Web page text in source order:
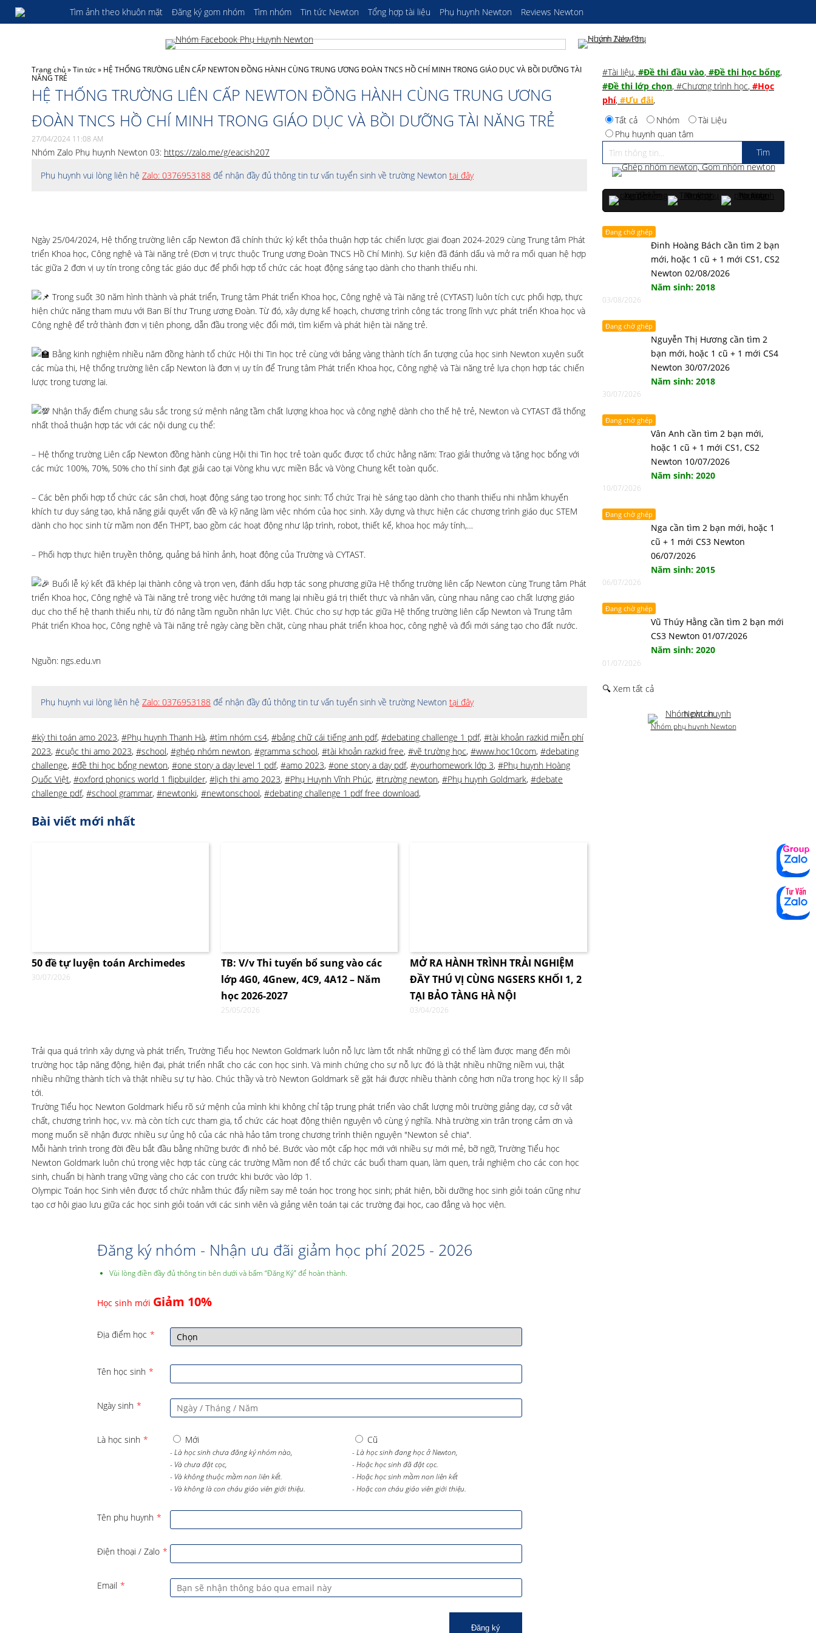
Tìm ảnh theo khuôn mặt Đăng ký gom nhóm Tìm nhóm Tin tức Newton Tổng hợp tài liệu Phụ huynh Newton Reviews Newton
Trang chủ»Tin tức» HỆ THỐNG TRƯỜNG LIÊN CẤP NEWTON ĐỒNG HÀNH CÙNG TRUNG ƯƠNG ĐOÀN TNCS HỒ CHÍ MINH TRONG GIÁO DỤC VÀ BỒI DƯỠNG TÀI
NĂNG TRẺ
HỆ THỐNG TRƯỜNG LIÊN CẤP NEWTON ĐỒNG HÀNH CÙNG TRUNG ƯƠNG
ĐOÀN TNCS HỒ CHÍ MINH TRONG GIÁO DỤC VÀ BỒI DƯỠNG TÀI NĂNG TRẺ
27/04/2024 11:08 AM
Nhóm Zalo Phụ huynh Newton 03: https://zalo.me/g/eacish207
Phụ huynh vui lòng liên hệ Zalo: 0376953188 để nhận đầy đủ thông tin tư vấn tuyển sinh về trường Newton tại đây
Ngày 25/04/2024, Hệ thống trường liên cấp Newton đã chính thức ký kết thỏa thuận hợp tác chiến lược giai đoạn 2024-2029 cùng Trung tâm Phát
triển Khoa học, Công nghệ và Tài năng trẻ (Đơn vị trực thuộc Trung ương Đoàn TNCS Hồ Chí Minh). Sự kiện đã đánh dấu và mở ra mối quan hệ hợp
tác giữa 2 đơn vị uy tín trong công tác giáo dục để phối hợp tổ chức các hoạt động sáng tạo dành cho thanh thiếu nhi.
Trong suốt 30 năm hình thành và phát triển, Trung tâm Phát triển Khoa học, Công nghệ và Tài năng trẻ (CYTAST) luôn tích cực phối hợp, thực
hiện chức năng tham mưu với Ban Bí thư Trung ương Đoàn. Từ đó, xây dựng kế hoạch, chương trình công tác trong lĩnh vực phát triển Khoa học và
Công nghệ để trở thành đơn vị tiên phong, dẫn đầu trong việc đổi mới, tìm kiếm và phát hiện tài năng trẻ.
Bằng kinh nghiệm nhiều năm đồng hành tổ chức Hội thi Tin học trẻ cùng với bảng vàng thành tích ấn tượng của học sinh Newton xuyên suốt
các mùa thi, Hệ thống trường liên cấp Newton là đơn vị uy tín để Trung tâm Phát triển Khoa học, Công nghệ và Tài năng trẻ lựa chọn hợp tác chiến
lược trong tương lai.
Nhận thấy điểm chung sâu sắc trong sứ mệnh nâng tầm chất lượng khoa học và công nghệ dành cho thế hệ trẻ, Newton và CYTAST đã thống
nhất thoả thuận hợp tác với các nội dung cụ thể:
– Hệ thống trường Liên cấp Newton đồng hành cùng Hội thi Tin học trẻ toàn quốc được tổ chức hằng năm: Trao giải thưởng và tặng học bổng với
các mức 100%, 70%, 50% cho thí sinh đạt giải cao tại Vòng khu vực miền Bắc và Vòng Chung kết toàn quốc.
– Các bên phối hợp tổ chức các sân chơi, hoạt động sáng tạo trong học sinh: Tổ chức Trại hè sáng tạo dành cho thanh thiếu nhi nhằm khuyến
khích tư duy sáng tạo, khả năng giải quyết vấn đề và kỹ năng làm việc nhóm của học sinh. Xây dựng và thực hiện các chương trình giáo dục STEM
dành cho học sinh từ mầm non đến THPT, bao gồm các hoạt động như lập trình, robot, thiết kế, khoa học máy tính,…
– Phối hợp thực hiện truyền thông, quảng bá hình ảnh, hoạt động của Trường và CYTAST.
Buổi lễ ký kết đã khép lại thành công và trọn vẹn, đánh dấu hợp tác song phương giữa Hệ thống trường liên cấp Newton cùng Trung tâm Phát
triển Khoa học, Công nghệ và Tài năng trẻ trong việc hướng tới mang lại nhiều giá trị thiết thực và nhân văn, cùng nhau nâng cao chất lượng giáo
dục cho thế hệ thanh thiếu nhi, từ đó nâng tầm nguồn nhân lực Việt. Chúc cho sự hợp tác giữa Hệ thống trường liên cấp Newton và Trung tâm
Phát triển Khoa học, Công nghệ và Tài năng trẻ ngày càng bền chặt, cùng nhau phát triển khoa học, công nghệ và đổi mới sáng tạo cho đất nước.
Nguồn: ngs.edu.vn
Phụ huynh vui lòng liên hệ Zalo: 0376953188 để nhận đầy đủ thông tin tư vấn tuyển sinh về trường Newton tại đây
#kỳ thi toán amo 2023, #Phụ huynh Thanh Hà, #tìm nhóm cs4, #bảng chữ cái tiếng anh pdf, #debating challenge 1 pdf, #tài khoản razkid miễn phí
2023, #cuộc thi amo 2023, #school, #ghép nhóm newton, #gramma school, #tài khoản razkid free, #vẽ trường học, #www.hoc10com, #debating
challenge, #đề thi học bổng newton, #one story a day level 1 pdf, #amo 2023, #one story a day pdf, #yourhomework lớp 3, #Phụ huynh Hoàng
Quốc Việt, #oxford phonics world 1 flipbuilder, #lịch thi amo 2023, #Phụ Huynh Vĩnh Phúc, #trường newton, #Phụ huynh Goldmark, #debate
challenge pdf, #school grammar, #newtonki, #newtonschool, #debating challenge 1 pdf free download,
Bài viết mới nhất
50 đề tự luyện toán Archimedes
30/07/2026
TB: V/v Thi tuyển bổ sung vào các
lớp 4G0, 4Gnew, 4C9, 4A12 – Năm
học 2026-2027
25/05/2026
MỞ RA HÀNH TRÌNH TRẢI NGHIỆM
ĐẦY THÚ VỊ CÙNG NGSERS KHỐI 1, 2
TẠI BẢO TÀNG HÀ NỘI
03/04/2026
Trải qua quá trình xây dựng và phát triển, Trường Tiểu học Newton Goldmark luôn nỗ lực làm tốt nhất những gì có thể làm được mang đến môi
trường học tập năng động, hiện đại, phát triển nhất cho các con học sinh. Và minh chứng cho sự nỗ lực đó là thật nhiều những niềm vui, thật
nhiều những thành tích và thật nhiều sự tự hào. Chúc thầy và trò Newton Goldmark sẽ gặt hái được nhiều thành công hơn nữa trong học kỳ II sắp
tới.
Trường Tiểu học Newton Goldmark hiểu rõ sứ mệnh của mình khi không chỉ tập trung phát triển vào chất lượng môi trường giảng dạy, cơ sở vật
chất, chương trình học, v.v. mà còn tích cực tham gia, tổ chức các hoạt động thiện nguyện vô cùng ý nghĩa. Nhà trường xin trân trọng cảm ơn và
mong muốn sẽ nhận được nhiều sự ủng hộ của các nhà hảo tâm trong chương trình thiện nguyện "Newton sẻ chia".
Mỗi hành trình trong đời đều bắt đầu bằng những bước đi nhỏ bé. Bước vào một cấp học mới với nhiều sự mới mẻ, bỡ ngỡ, Trường Tiểu học
Newton Goldmark luôn chú trọng việc hợp tác cùng các trường Mầm non để tổ chức các buổi tham quan, làm quen, trải nghiệm cho các con học
sinh, chuẩn bị hành trang vững vàng cho các con trước khi bước vào lớp 1.
Olympic Toán học Sinh viên được tổ chức nhằm thúc đẩy niềm say mê toán học trong học sinh; phát hiện, bồi dưỡng học sinh giỏi toán cũng như
tạo cơ hội giao lưu giữa các học sinh giỏi toán với các sinh viên và giảng viên toán tại các trường đại học, cao đẳng và học viện.
Đăng ký nhóm - Nhận ưu đãi giảm học phí 2025 - 2026
Vùi lòng điền đầy đủ thông tin bên dưới và bấm “Đăng Ký” để hoàn thành.
Học sinh mới Giảm 10%
Địa điểm học *
Tên học sinh *
Ngày sinh *
Là học sinh * Mới
- Là học sinh chưa đăng ký nhóm nào,
- Và chưa đặt cọc,
- Và không thuộc mầm non liên kết.
- Và không là con cháu giáo viên giới thiệu.
Cũ
- Là học sinh đang học ở Newton,
- Hoặc học sinh đã đặt cọc.
- Hoặc học sinh mầm non liên kết
- Hoặc con cháu giáo viên giới thiệu.
Tên phụ huynh *
Điện thoại / Zalo *
Email *
Đăng ký
#Tài liệu, #Đề thi đầu vào, #Đề thi học bổng,
#Đề thi lớp chọn, #Chương trình học, #Học
phí, #Ưu đãi,
Tất cả
Nhóm
Tài Liệu
Phụ huynh quan tâm
Đang chờ ghép
Đinh Hoàng Bách cần tìm 2 bạn
mới, hoặc 1 cũ + 1 mới CS1, CS2
Newton 02/08/2026
Năm sinh: 2018
03/08/2026
Đang chờ ghép
Nguyễn Thị Hương cần tìm 2
bạn mới, hoặc 1 cũ + 1 mới CS4
Newton 30/07/2026
Năm sinh: 2018
30/07/2026
Đang chờ ghép
Vân Anh cần tìm 2 bạn mới,
hoặc 1 cũ + 1 mới CS1, CS2
Newton 10/07/2026
Năm sinh: 2020
10/07/2026
Đang chờ ghép
Nga cần tìm 2 bạn mới, hoặc 1
cũ + 1 mới CS3 Newton
06/07/2026
Năm sinh: 2015
06/07/2026
Đang chờ ghép
Vũ Thúy Hằng cần tìm 2 bạn mới
CS3 Newton 01/07/2026
Năm sinh: 2020
01/07/2026
🔍 Xem tất cả
Nhóm phụ huynh Newton